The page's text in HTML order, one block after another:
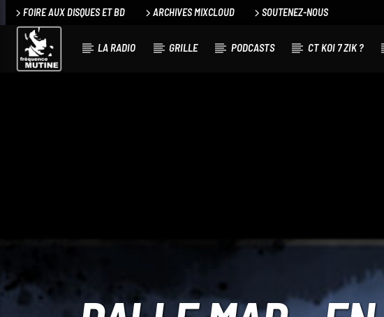
FOIRE AUX DISQUES ET BD ARCHIVES MIXCLOUD SOUTENEZ-NOUS
LA RADIO GRILLE PODCASTS CT KOI 7 ZIK ?